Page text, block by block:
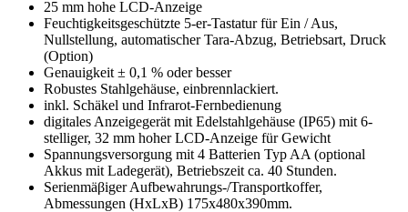
25 mm hohe LCD-Anzeige
Feuchtigkeitsgeschützte 5-er-Tastatur für Ein / Aus,
Nullstellung, automatischer Tara-Abzug, Betriebsart, Druck
(Option)
Genauigkeit ± 0,1 % oder besser
Robustes Stahlgehäuse, einbrennlackiert.
inkl. Schäkel und Infrarot-Fernbedienung
digitales Anzeigegerät mit Edelstahlgehäuse (IP65) mit 6-
stelliger, 32 mm hoher LCD-Anzeige für Gewicht
Spannungsversorgung mit 4 Batterien Typ AA (optional
Akkus mit Ladegerät), Betriebszeit ca. 40 Stunden.
Serienmäβiger Aufbewahrungs-/Transportkoffer,
Abmessungen (HxLxB) 175x480x390mm.